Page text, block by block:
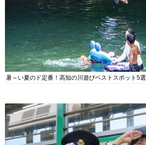
暑～い夏のド定番！高知の川遊びベストスポット5選